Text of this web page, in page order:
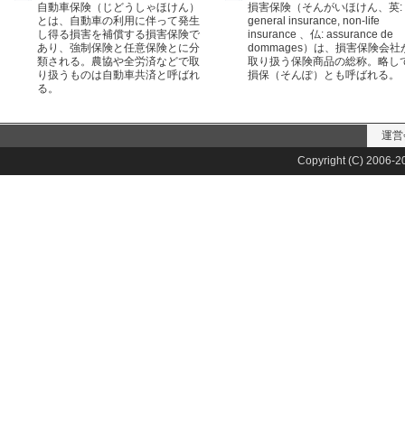
自動車保険（じどうしゃほけん）
とは、自動車の利用に伴って発生
し得る損害を補償する損害保険で
あり、強制保険と任意保険とに分
類される。農協や全労済などで取
り扱うものは自動車共済と呼ばれ
る。
損害保険（そんがいほけん、英:
general insurance, non-life
insurance 、仏: assurance de
dommages）は、損害保険会社
取り扱う保険商品の総称。略し
損保（そんぽ）とも呼ばれる。
運
Copyright (C) 2006-